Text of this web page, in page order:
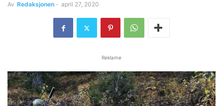
Av Redaksjonen - april 27, 2020
Reklame